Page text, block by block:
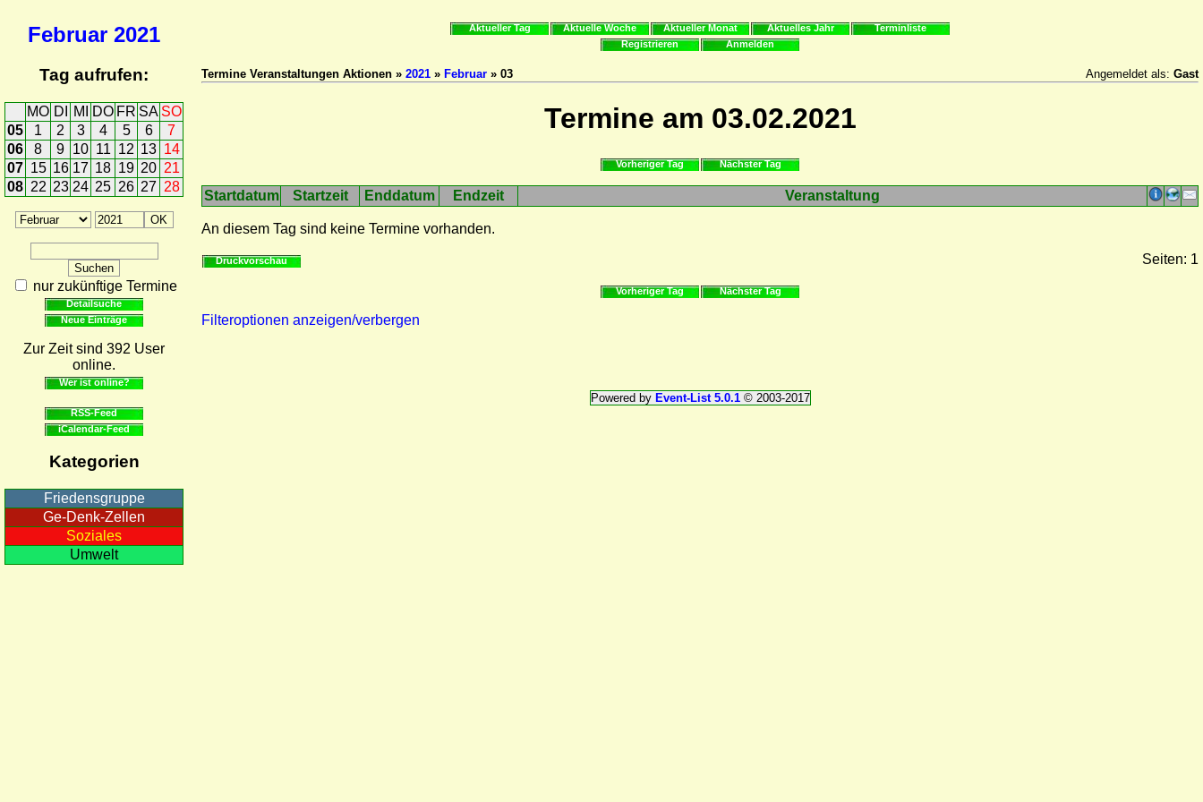
Februar 2021
Tag aufrufen:
MO DI MI DO FR SA SO
05
1 2 3 4 5 6
7
06
8 9 10 11 12 13 14
07 15 16 17 18 19 20 21
08 22 23 24 25 26 27 28
nur zukünftige Termine
Detailsuche
Neue Einträge
Zur Zeit sind 392 User
online.
Wer ist online?
RSS-Feed
iCalendar-Feed
Kategorien
Friedensgruppe
Ge-Denk-Zellen
Soziales
Umwelt
Aktueller Tag Aktuelle Woche Aktueller Monat Aktuelles Jahr
Terminliste
Registrieren
Anmelden
Termine Veranstaltungen Aktionen » 2021 » Februar » 03 Angemeldet als: Gast
Termine am 03.02.2021
Vorheriger Tag Nächster Tag
Startdatum Startzeit Enddatum Endzeit Veranstaltung
An diesem Tag sind keine Termine vorhanden.
Druckvorschau Seiten: 1
Vorheriger Tag Nächster Tag
Filteroptionen anzeigen/verbergen
Powered by Event-List 5.0.1© 2003-2017